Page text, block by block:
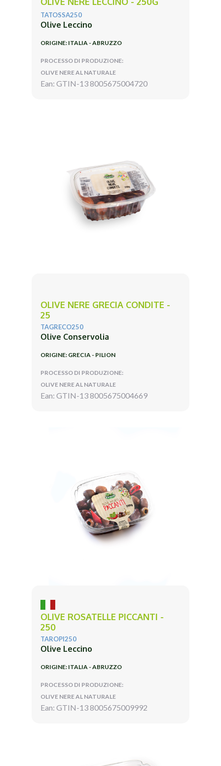
TATOSSA250
Olive Leccino
ORIGINE: ITALIA - ABRUZZO
PROCESSO DI PRODUZIONE:
OLIVE NERE AL NATURALE
Ean: GTIN-13 8005675004720
OLIVE NERE GRECIA CONDITE -
25
TAGRECO250
Olive Conservolia
ORIGINE: GRECIA - PILION
PROCESSO DI PRODUZIONE:
OLIVE NERE AL NATURALE
Ean: GTIN-13 8005675004669
OLIVE ROSATELLE PICCANTI -
250
TAROPI250
Olive Leccino
ORIGINE: ITALIA - ABRUZZO
PROCESSO DI PRODUZIONE:
OLIVE NERE AL NATURALE
Ean: GTIN-13 8005675009992